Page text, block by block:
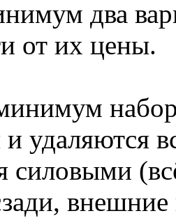
два
от их цены.
и удаляются
силовыми